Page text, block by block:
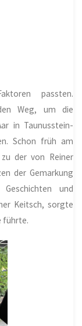
passten.
Weg, um die
in Taunusstein-
Schon früh am
der von Reiner
der Gemarkung
und
Keitsch, sorgte
führte.